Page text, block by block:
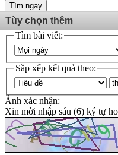
Tìm ngay
Tùy chọn thêm
Tìm bài viết:
Sắp xếp kết quả theo:
Ảnh xác nhận:
Xin mời nhập sáu (6) ký tự